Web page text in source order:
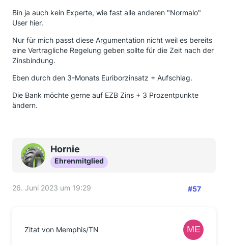
Bin ja auch kein Experte, wie fast alle anderen "Normalo"
User hier.
Nur für mich passt diese Argumentation nicht weil es bereits
eine Vertragliche Regelung geben sollte für die Zeit nach der
Zinsbindung.
Eben durch den 3-Monats Euriborzinsatz + Aufschlag.
Die Bank möchte gerne auf EZB Zins + 3 Prozentpunkte
ändern.
Hornie
Ehrenmitglied
26. Juni 2023 um 19:29 #57
Zitat von Memphis/TN